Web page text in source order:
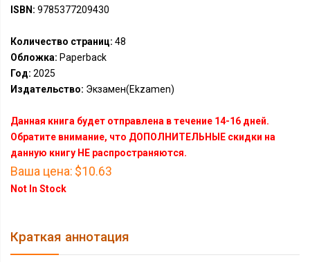
ISBN: 9785377209430
Количество страниц: 48
Обложка: Paperback
Год: 2025
Издательство: Экзамен(Ekzamen)
Данная книга будет отправлена в течение 14-16 дней.
Обратите внимание, что ДОПОЛНИТЕЛЬНЫЕ скидки на
данную книгу НЕ распространяются.
Ваша цена: $10.63
Not In Stock
Краткая аннотация